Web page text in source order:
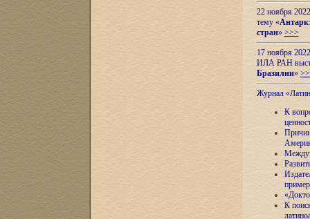
22 ноября
тему «
стран» >>>
17 ноября
ИЛА РАН
Бразилии»
Журнал
К
К